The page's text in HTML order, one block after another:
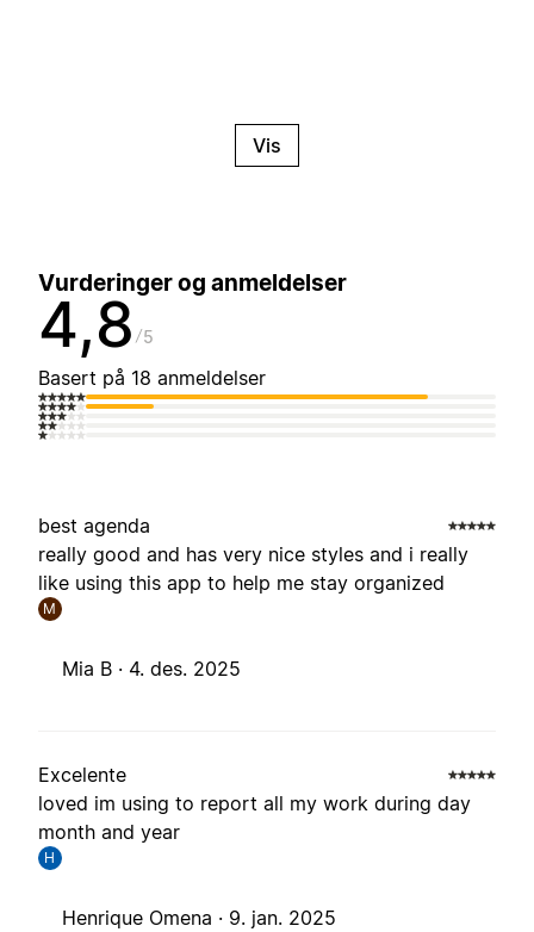
Vis
Vurderinger og anmeldelser
4,8 5
Basert på 18 anmeldelser
best agenda
really good and has very nice styles and i really
like using this app to help me stay organized
M
Mia B · 4. des. 2025
Excelente
loved im using to report all my work during day
month and year
H
Henrique Omena · 9. jan. 2025